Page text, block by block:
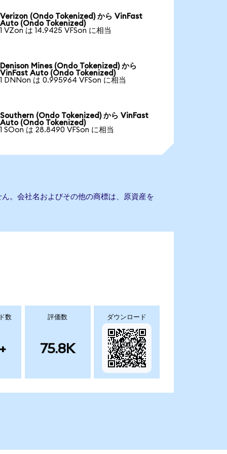
Verizon (Ondo Tokenized) から VinFast
Auto (Ondo Tokenized)
1 VZon は 14.9425 VFSon に相当
Denison Mines (Ondo Tokenized) から
VinFast Auto (Ondo Tokenized)
1 DNNon は 0.995964 VFSon に相当
Southern (Ondo Tokenized) から VinFast
Auto (Ondo Tokenized)
1 SOon は 28.8490 VFSon に相当
。会社名およびその他の商標は、原資産を
数 評価数
75.8K
ダウンロード